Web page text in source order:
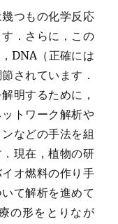
つもの化学反応
．さらに，この
DNA（正確には
されています．
明するために，
トワーク解析や
などの手法を組
現在，植物の研
オ燃料の作り手
て解析を進めて
の形をとりなが